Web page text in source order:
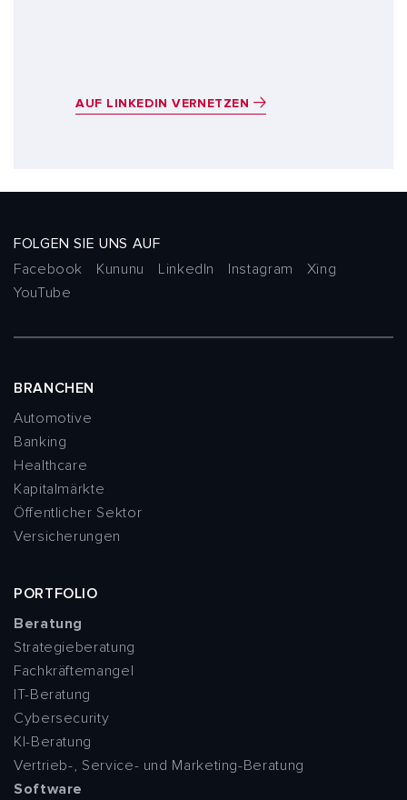
AUF LINKEDIN VERNETZEN
FOLGEN SIE UNS AUF
Facebook
Kununu LinkedIn Instagram
Xing
YouTube
BRANCHEN
Automotive
Banking
Healthcare
Kapitalmärkte
Öffentlicher Sektor
Versicherungen
PORTFOLIO
Beratung
Strategieberatung
Fachkräftemangel
IT-Beratung
Cybersecurity
KI-Beratung
Vertrieb-, Service- und Marketing-Beratung
Software